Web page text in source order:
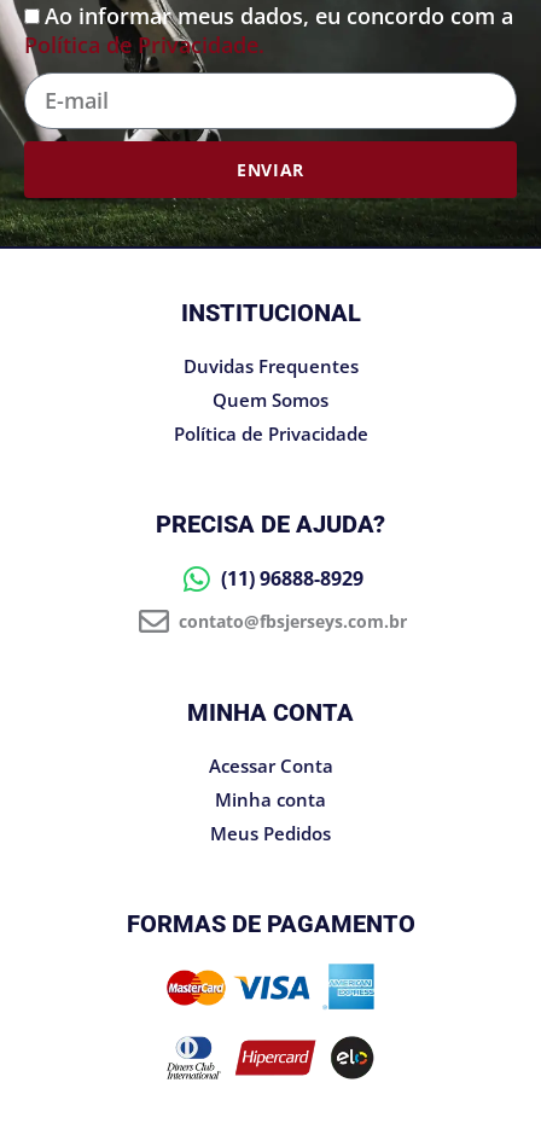
Ao informar meus dados, eu concordo com a
Política de Privacidade.
E-
mail
ENVIAR
INSTITUCIONAL
Duvidas Frequentes
Quem Somos
Política de Privacidade
PRECISA DE AJUDA?
(11) 96888-8929
contato@fbsjerseys.com.br
MINHA CONTA
Acessar Conta
Minha conta
Meus Pedidos
FORMAS DE PAGAMENTO